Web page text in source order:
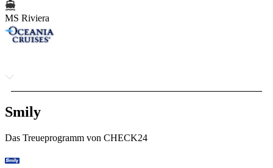
MS Riviera
Smily
Das Treueprogramm von CHECK24